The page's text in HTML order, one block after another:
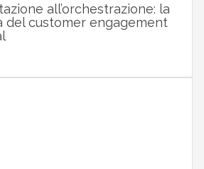
all’orchestrazione: la
del customer engagement